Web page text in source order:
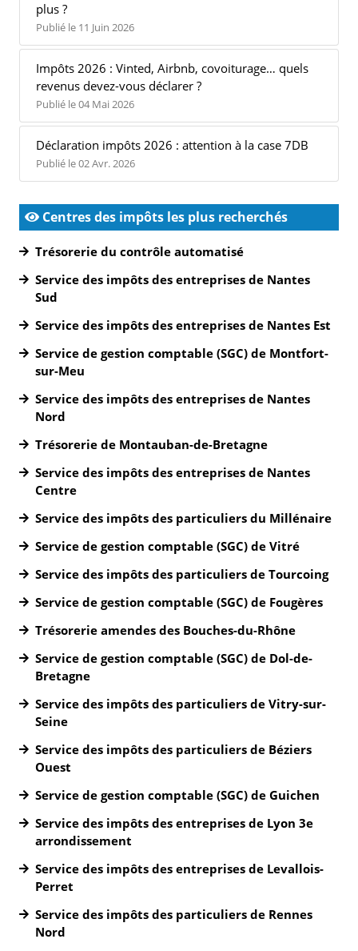
plus ?
Publié le 11 Juin 2026
Impôts 2026 : Vinted, Airbnb, covoiturage… quels
revenus devez-vous déclarer ?
Publié le 04 Mai 2026
Déclaration impôts 2026 : attention à la case 7DB
Publié le 02 Avr. 2026
Centres des impôts les plus recherchés
Trésorerie du contrôle automatisé
Service des impôts des entreprises de Nantes
Sud
Service des impôts des entreprises de Nantes Est
Service de gestion comptable (SGC) de Montfort-
sur-Meu
Service des impôts des entreprises de Nantes
Nord
Trésorerie de Montauban-de-Bretagne
Service des impôts des entreprises de Nantes
Centre
Service des impôts des particuliers du Millénaire
Service de gestion comptable (SGC) de Vitré
Service des impôts des particuliers de Tourcoing
Service de gestion comptable (SGC) de Fougères
Trésorerie amendes des Bouches-du-Rhône
Service de gestion comptable (SGC) de Dol-de-
Bretagne
Service des impôts des particuliers de Vitry-sur-
Seine
Service des impôts des particuliers de Béziers
Ouest
Service de gestion comptable (SGC) de Guichen
Service des impôts des entreprises de Lyon 3e
arrondissement
Service des impôts des entreprises de Levallois-
Perret
Service des impôts des particuliers de Rennes
Nord